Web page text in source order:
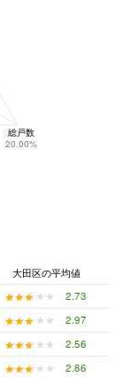
総戸数
20.00%
大田区の平均値
★★★★★
★★★★★
2.73
★★★★★
★★★★★
2.97
★★★★★
★★★★★
2.56
★★★★★
★★★★★ 2.86